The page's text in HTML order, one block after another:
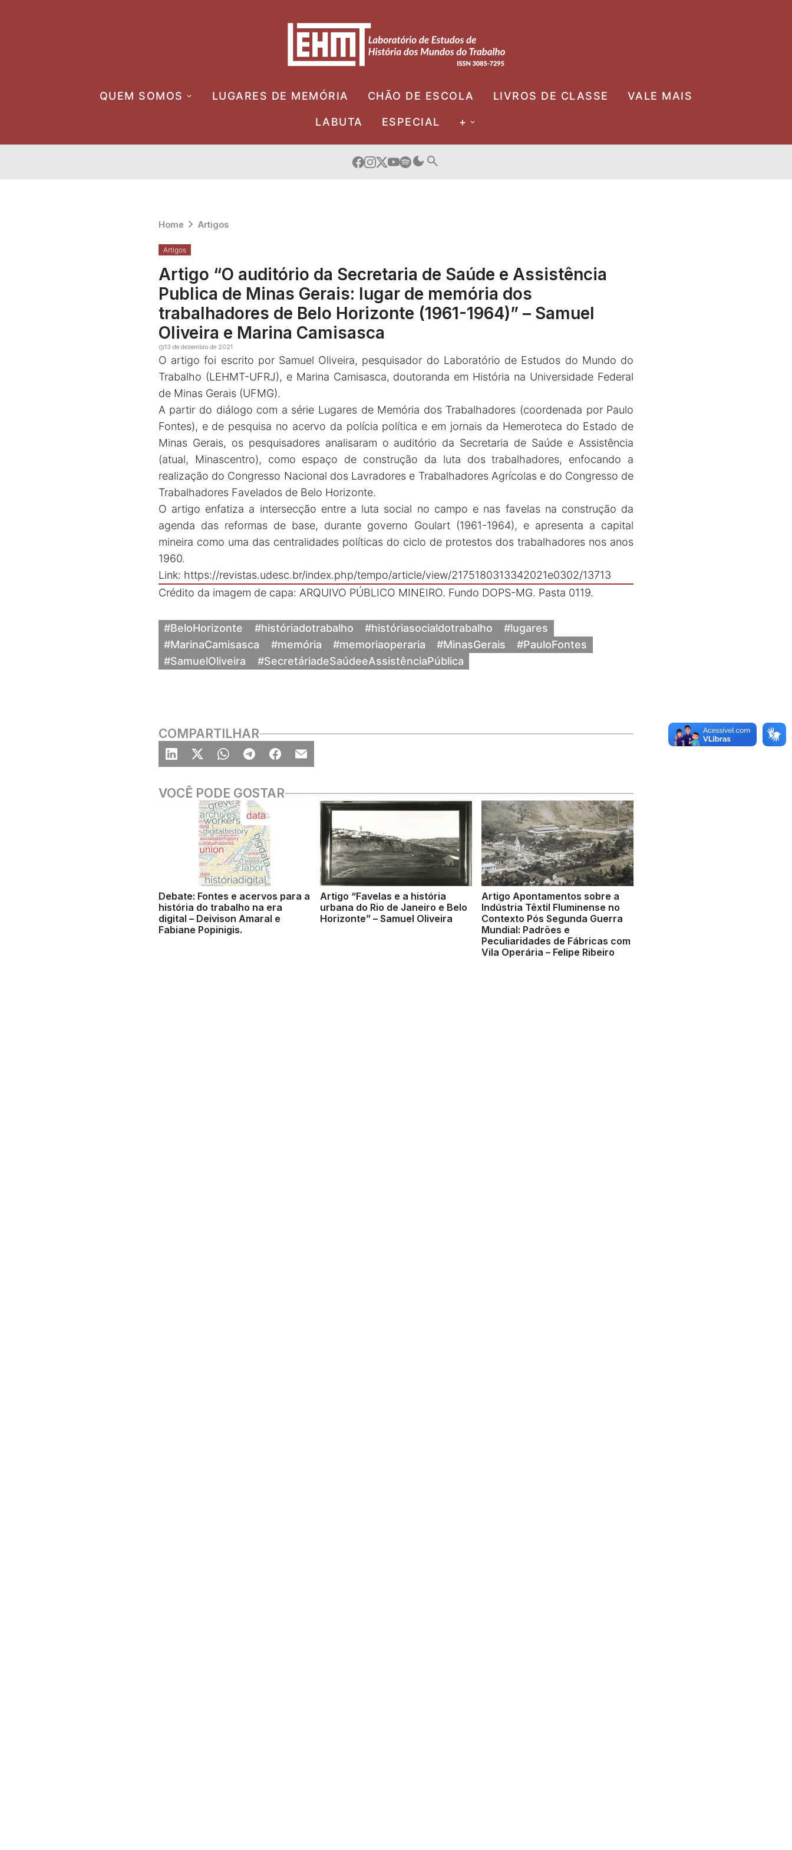
QUEM SOMOS LUGARES DE MEMÓRIA CHÃO DE ESCOLA LIVROS DE CLASSE VALE MAIS
LABUTA ESPECIAL +
Home Artigos
Artigos
Artigo “O auditório da Secretaria de Saúde e Assistência
Publica de Minas Gerais: lugar de memória dos
trabalhadores de Belo Horizonte (1961-1964)” – Samuel
Oliveira e Marina Camisasca
13 de dezembro de 2021
O artigo foi escrito por Samuel Oliveira, pesquisador do Laboratório de Estudos do Mundo do
Trabalho (LEHMT-UFRJ), e Marina Camisasca, doutoranda em História na Universidade Federal
de Minas Gerais (UFMG).
A partir do diálogo com a série Lugares de Memória dos Trabalhadores (coordenada por Paulo
Fontes), e de pesquisa no acervo da polícia política e em jornais da Hemeroteca do Estado de
Minas Gerais, os pesquisadores analisaram o auditório da Secretaria de Saúde e Assistência
(atual, Minascentro), como espaço de construção da luta dos trabalhadores, enfocando a
realização do Congresso Nacional dos Lavradores e Trabalhadores Agrícolas e do Congresso de
Trabalhadores Favelados de Belo Horizonte.
O artigo enfatiza a intersecção entre a luta social no campo e nas favelas na construção da
agenda das reformas de base, durante governo Goulart (1961-1964), e apresenta a capital
mineira como uma das centralidades políticas do ciclo de protestos dos trabalhadores nos anos
1960.
Link: https://revistas.udesc.br/index.php/tempo/article/view/2175180313342021e0302/13713
Crédito da imagem de capa: ARQUIVO PÚBLICO MINEIRO. Fundo DOPS-MG. Pasta 0119.
#BeloHorizonte #históriadotrabalho #históriasocialdotrabalho
#lugares
#MarinaCamisasca
#memória #memoriaoperaria #MinasGerais
#PauloFontes
#SamuelOliveira
#SecretáriadeSaúdeeAssistênciaPública
COMPARTILHAR
VOCÊ PODE GOSTAR
Debate: Fontes e acervos para a
história do trabalho na era
digital – Deivison Amaral e
Fabiane Popinigis.
Artigo “Favelas e a história
urbana do Rio de Janeiro e Belo
Horizonte” – Samuel Oliveira
Artigo Apontamentos sobre a
Indústria Têxtil Fluminense no
Contexto Pós Segunda Guerra
Mundial: Padrões e
Peculiaridades de Fábricas com
Vila Operária – Felipe Ribeiro